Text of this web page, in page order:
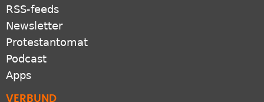
RSS-feeds
Newsletter
Protestantomat
Podcast
Apps
VERBUND